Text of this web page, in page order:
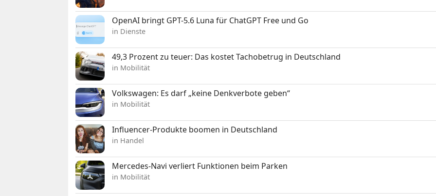
OpenAI bringt GPT-5.6 Luna für ChatGPT Free und Go
in Dienste
49,3 Prozent zu teuer: Das kostet Tachobetrug in Deutschland
in Mobilität
Volkswagen: Es darf „keine Denkverbote geben“
in Mobilität
Influencer-Produkte boomen in Deutschland
in Handel
Mercedes-Navi verliert Funktionen beim Parken
in Mobilität